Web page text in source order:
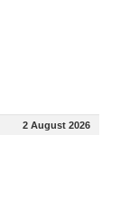
2 August 2026